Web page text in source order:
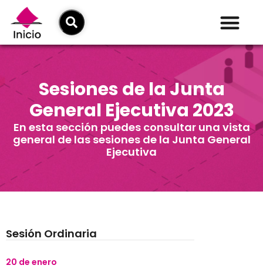
Sesiones de la Junta
General Ejecutiva 2023
En esta sección puedes consultar una vista
general de las sesiones de la Junta General
Ejecutiva
Sesión Ordinaria
20 de enero